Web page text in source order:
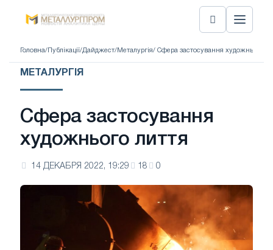
Головна/ Публікації/Дайджест/ Металургія/ Сфера застосування художнього
МЕТАЛУРГІЯ
Сфера застосування
художнього лиття
14 ДЕКАБРЯ 2022, 19:29 18 0